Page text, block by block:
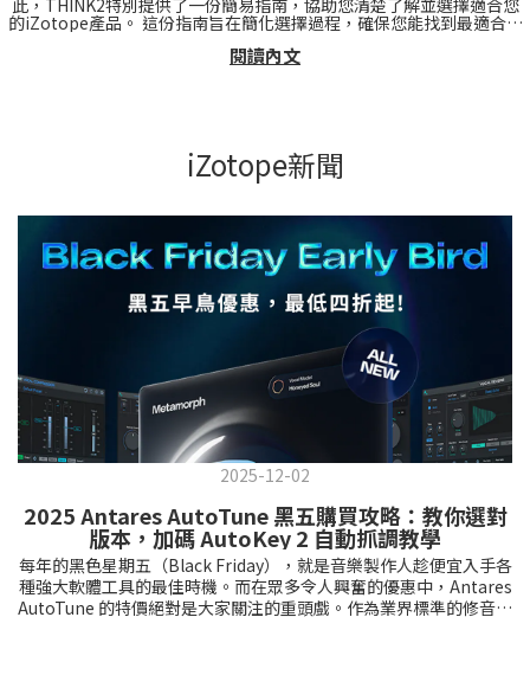
的iZotope產品。 這份指南旨在簡化選擇過程，確保您能找到最適合您
需求的音訊工具。 1. 選擇適合的插件版本 根據需求挑選 在決定購買
前，您需確認所需要的產...
閱讀內文
iZotope新聞
2025-12-02
2025 Antares AutoTune 黑五購買攻略：教你選對
版本，加碼 AutoKey 2 自動抓調教學
每年的黑色星期五（Black Friday），就是音樂製作人趁便宜入手各
種強大軟體工具的最佳時機。而在眾多令人興奮的優惠中，Antares
AutoTune 的特價絕對是大家關注的重頭戲。作為業界標準的修音軟